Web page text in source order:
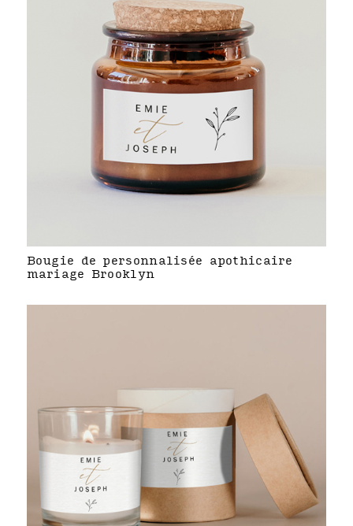
Bougie de personnalisée apothicaire
mariage Brooklyn